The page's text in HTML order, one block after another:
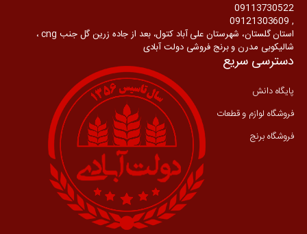
09113730522
, 09121303609
استان گلستان، شهرستان علی آباد کتول، بعد از جاده زرین گل جنب cng ،
شالیکوبی مدرن و برنج فروشی دولت آبادی
دسترسی سریع
پایگاه دانش
فروشگاه لوازم و قطعات
فروشگاه برنج